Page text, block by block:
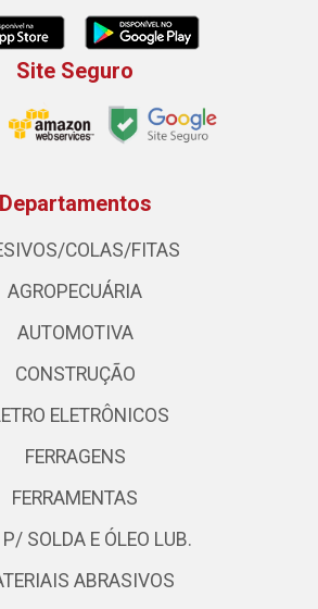
Site Seguro
Departamentos
COLAS/FITAS
AGROPECUÁRIA
AUTOMOTIVA
CONSTRUÇÃO
ELETRÔNICOS
FERRAGENS
FERRAMENTAS
P/ SOLDA E ÓLEO LUB.
ABRASIVOS